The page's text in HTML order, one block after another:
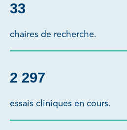
33
chaires de recherche.
2 300
essais cliniques en cours.